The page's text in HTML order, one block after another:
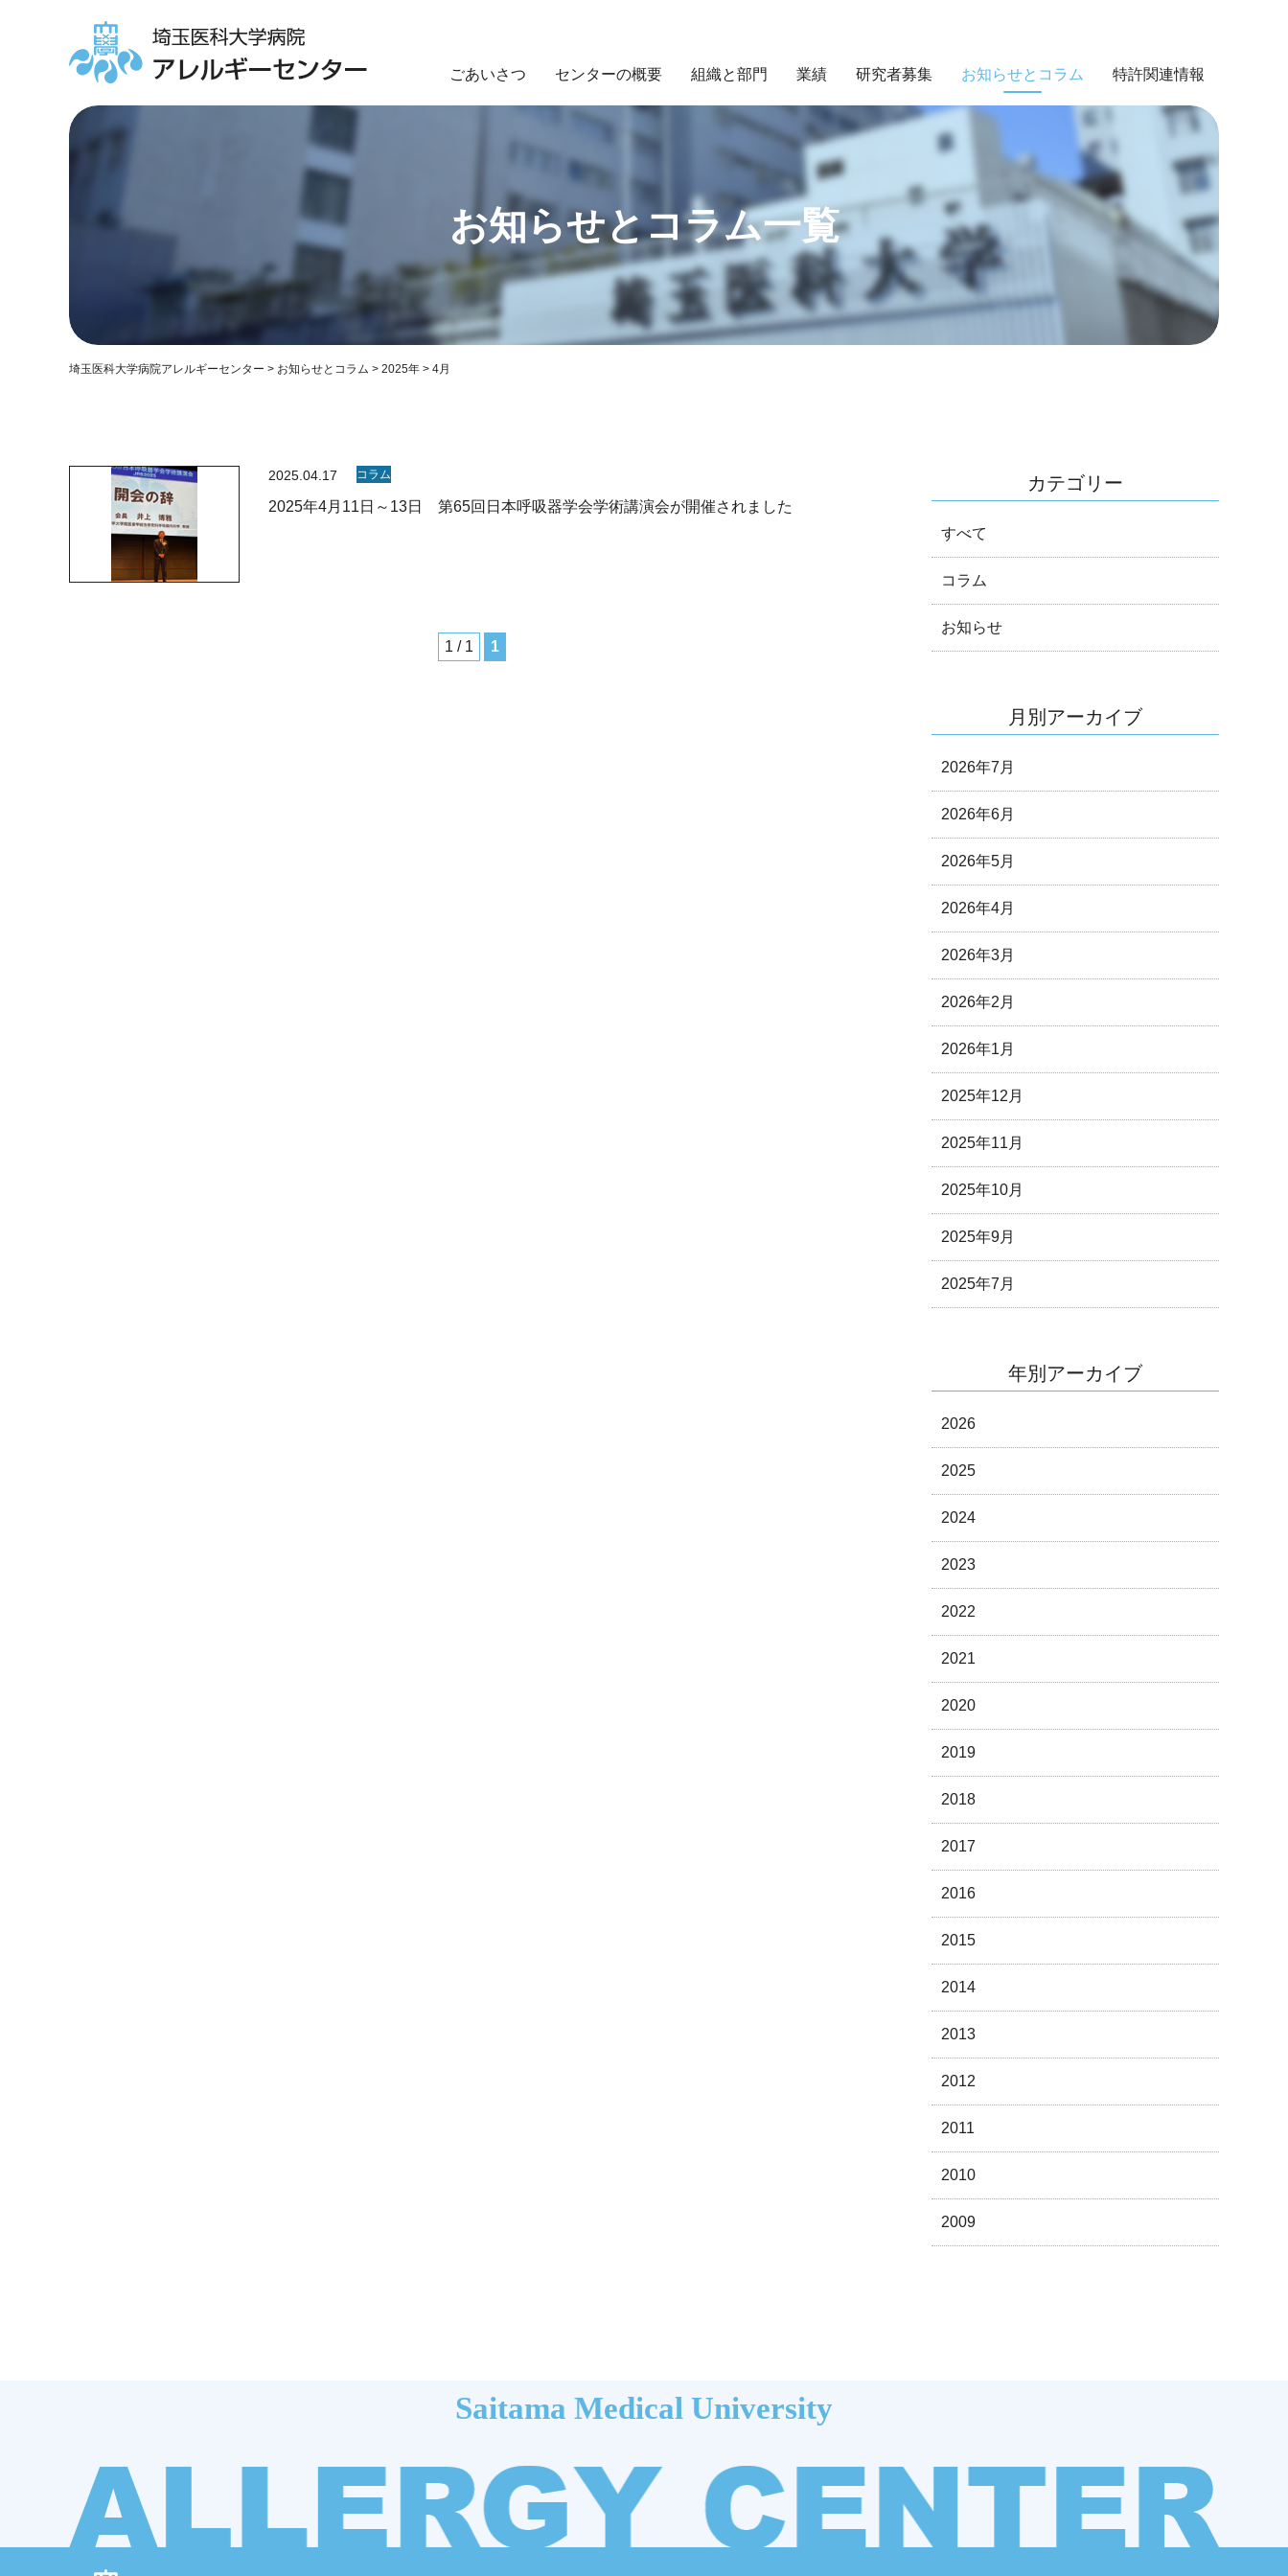
ごあいさつ センターの概要 組織と部門 業績 研究者募集 お知らせとコラム 特許関連情報
お知らせとコラム一覧
埼玉医科大学病院アレルギーセンター > お知らせとコラム > 2025年 > 4月
2025.04.17 コラム
2025年4月11日～13日 第65回日本呼吸器学会学術講演会が開催されました
1 / 1 1
カテゴリー
すべて
コラム
お知らせ
月別アーカイブ
2026年7月
2026年6月
2026年5月
2026年4月
2026年3月
2026年2月
2026年1月
2025年12月
2025年11月
2025年10月
2025年9月
2025年7月
年別アーカイブ
2026
2025
2024
2023
2022
2021
2020
2019
2018
2017
2016
2015
2014
2013
2012
2011
2010
2009
Saitama Medical University